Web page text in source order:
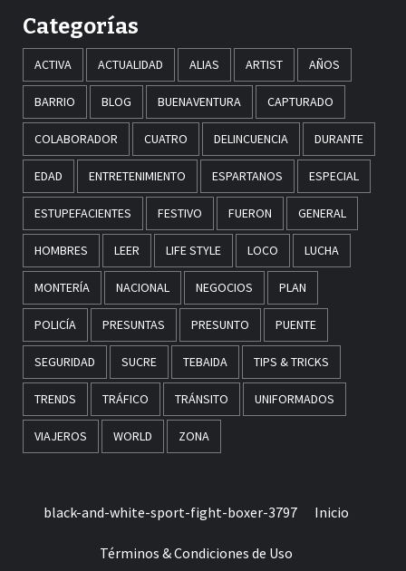
Categorías
ACTIVA ACTUALIDAD ALIAS ARTIST AÑOS
BARRIO BLOG BUENAVENTURA CAPTURADO
COLABORADOR CUATRO DELINCUENCIA DURANTE
EDAD ENTRETENIMIENTO ESPARTANOS ESPECIAL
ESTUPEFACIENTES FESTIVO FUERON GENERAL
HOMBRES LEER LIFE STYLE LOCO LUCHA
MONTERÍA NACIONAL NEGOCIOS PLAN
POLICÍA PRESUNTAS PRESUNTO PUENTE
SEGURIDAD SUCRE TEBAIDA TIPS & TRICKS
TRENDS TRÁFICO TRÁNSITO UNIFORMADOS
VIAJEROS WORLD ZONA
black-and-white-sport-fight-boxer-3797 Inicio
Términos & Condiciones de Uso